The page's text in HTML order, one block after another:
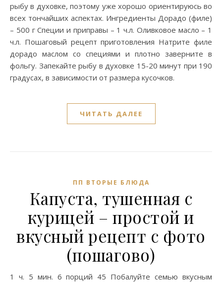
рыбу в духовке, поэтому уже хорошо ориентируюсь во
всех тончайших аспектах. Ингредиенты Дорадо (филе)
– 500 г Специи и приправы – 1 ч.л. Оливковое масло – 1
ч.л. Пошаговый рецепт приготовления Натрите филе
дорадо маслом со специями и плотно заверните в
фольгу. Запекайте рыбу в духовке 15-20 минут при 190
градусах, в зависимости от размера кусочков.
ЧИТАТЬ ДАЛЕЕ
ПП ВТОРЫЕ БЛЮДА
Капуста, тушенная с
курицей – простой и
вкусный рецепт с фото
(пошагово)
1 ч. 5 мин. 6 порций 45 Побалуйте семью вкусным